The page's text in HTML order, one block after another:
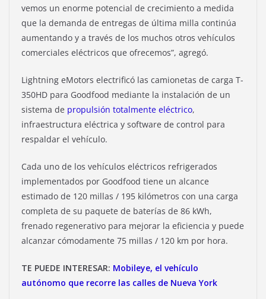
vemos un enorme potencial de crecimiento a medida
que la demanda de entregas de última milla continúa
aumentando y a través de los muchos otros vehículos
comerciales eléctricos que ofrecemos”, agregó.
Lightning eMotors electrificó las camionetas de carga T-
350HD para Goodfood mediante la instalación de un
sistema de propulsión totalmente eléctrico,
infraestructura eléctrica y software de control para
respaldar el vehículo.
Cada uno de los vehículos eléctricos refrigerados
implementados por Goodfood tiene un alcance
estimado de 120 millas / 195 kilómetros con una carga
completa de su paquete de baterías de 86 kWh,
frenado regenerativo para mejorar la eficiencia y puede
alcanzar cómodamente 75 millas / 120 km por hora.
TE PUEDE INTERESAR: Mobileye, el vehículo
autónomo que recorre las calles de Nueva York